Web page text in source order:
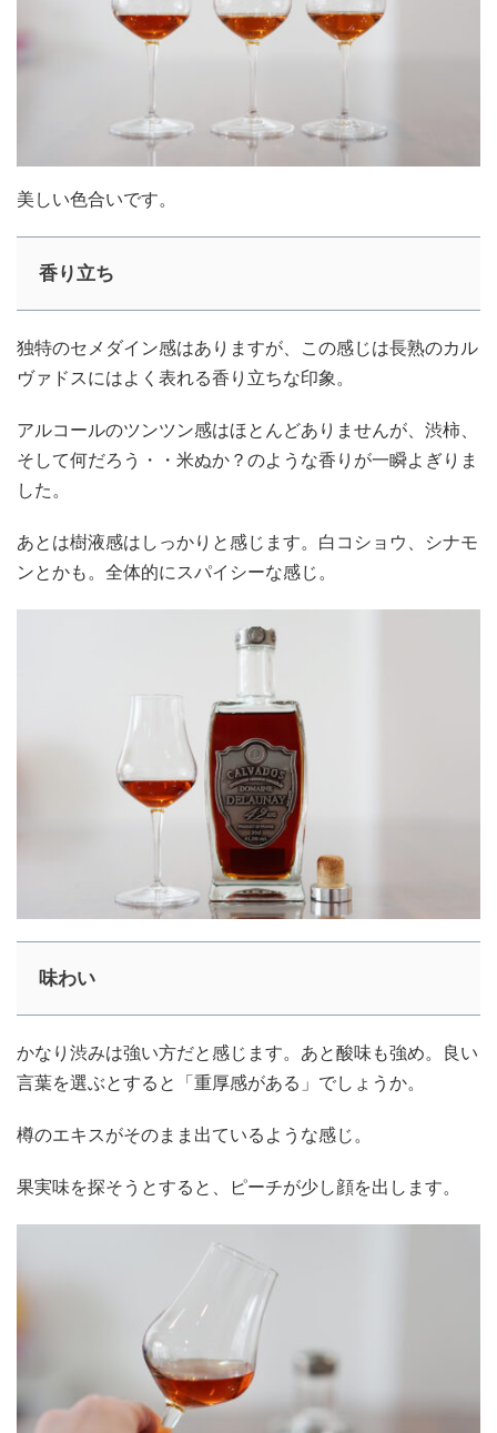
美しい色合いです。
香り立ち
独特のセメダイン感はありますが、この感じは長熟のカル
ヴァドスにはよく表れる香り立ちな印象。
アルコールのツンツン感はほとんどありませんが、渋柿、
そして何だろう・・米ぬか？のような香りが一瞬よぎりま
した。
あとは樹液感はしっかりと感じます。白コショウ、シナモ
ンとかも。全体的にスパイシーな感じ。
味わい
かなり渋みは強い方だと感じます。あと酸味も強め。良い
言葉を選ぶとすると「重厚感がある」でしょうか。
樽のエキスがそのまま出ているような感じ。
果実味を探そうとすると、ピーチが少し顔を出します。